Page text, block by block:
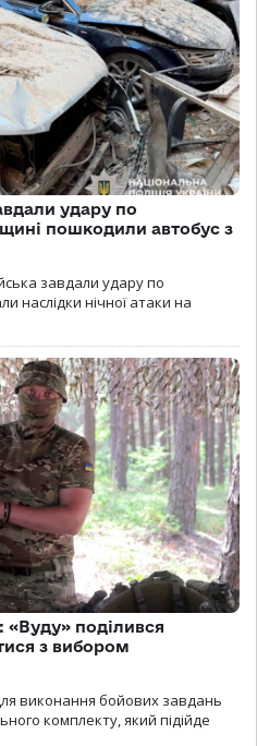
удару по
пошкодили автобус з
завдали удару по
наслідки нічної атаки на
«Вуду» поділився
з вибором
виконання бойових завдань
комплекту, який підійде